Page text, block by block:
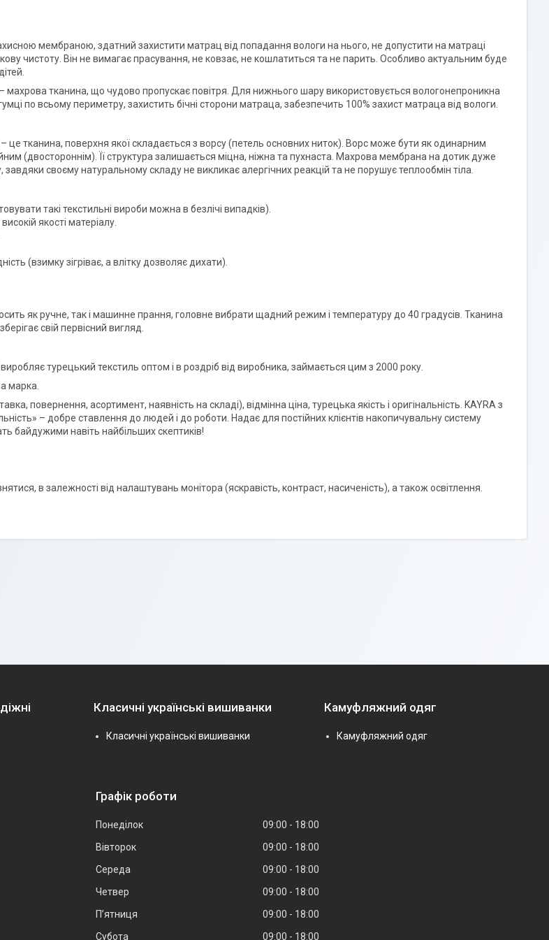
мембраною, здатний захистити матрац від попадання вологи на нього, не допустити на матраці
чистоту. Він не вимагає прасування, не ковзає, не кошлатиться та не парить. Особливо актуальним буде
махрова тканина, що чудово пропускає повітря. Для нижнього шару використовується вологонепроникна
по всьому периметру, захистить бічні сторони матраца, забезпечить 100% захист матраца від вологи.
це тканина, поверхня якої складається з ворсу (петель основних ниток). Ворс може бути як одинарним
(двостороннім). Її структура залишається міцна, ніжна та пухнаста. Махрова мембрана на дотик дуже
завдяки своєму натуральному складу не викликає алергічних реакцій та не порушує теплообмін тіла.
такі текстильні вироби можна в безлічі випадків).
якості матеріалу.
(взимку зігріває, а влітку дозволяє дихати).
як ручне, так і машинне прання, головне вибрати щадний режим і температуру до 40 градусів. Тканина
свій первісний вигляд.
виробляє турецький текстиль оптом і в роздріб від виробника, займається цим з 2000 року.
марка.
повернення, асортимент, наявність на складі), відмінна ціна, турецька якість і оригінальність. KAYRA з
– добре ставлення до людей і до роботи. Надає для постійних клієнтів накопичувальну систему
байдужими навіть найбільших скептиків!
в залежності від налаштувань монітора (яскравість, контраст, насиченість), а також освітлення.
Класичні українські вишиванки
Класичні українські вишиванки
Камуфляжний одяг
Камуфляжний одяг
Графік роботи
Понеділок 09:00
18:00
Вівторок
09:00
18:00
Середа
09:00
18:00
Четвер
09:00
18:00
Пʼятниця
09:00
18:00
Субота
09:00 18:00